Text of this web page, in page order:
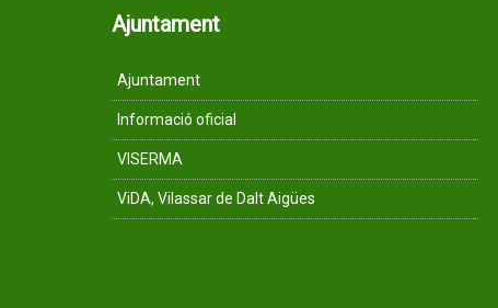
Ajuntament
Ajuntament
Informació oficial
VISERMA
ViDA, Vilassar de Dalt Aigües